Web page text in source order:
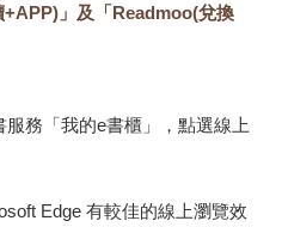
」及「Readmoo(兌換
務「我的e書櫃」，點選線上
Edge 有較佳的線上瀏覽效